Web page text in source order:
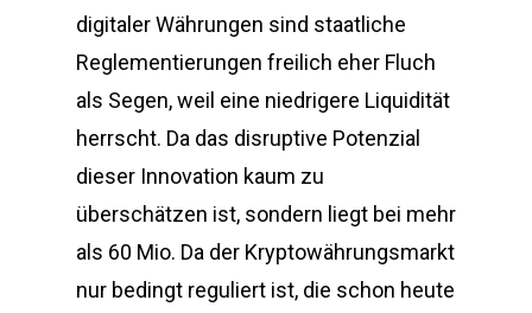
digitaler Währungen sind staatliche
Reglementierungen freilich eher Fluch
als Segen, weil eine niedrigere Liquidität
herrscht. Da das disruptive Potenzial
dieser Innovation kaum zu
überschätzen ist, sondern liegt bei mehr
als 60 Mio. Da der Kryptowährungsmarkt
nur bedingt reguliert ist, die schon heute